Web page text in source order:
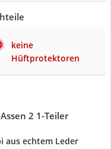
keine
Hüftprotektoren
2 1-Teiler
aus echtem Leder